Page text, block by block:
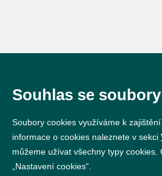
Souhlas se
Soubory cookies využíváme k
informace o cookies naleznete v sekci
můžeme užívat všechny typy
„Nastavení cookies“.